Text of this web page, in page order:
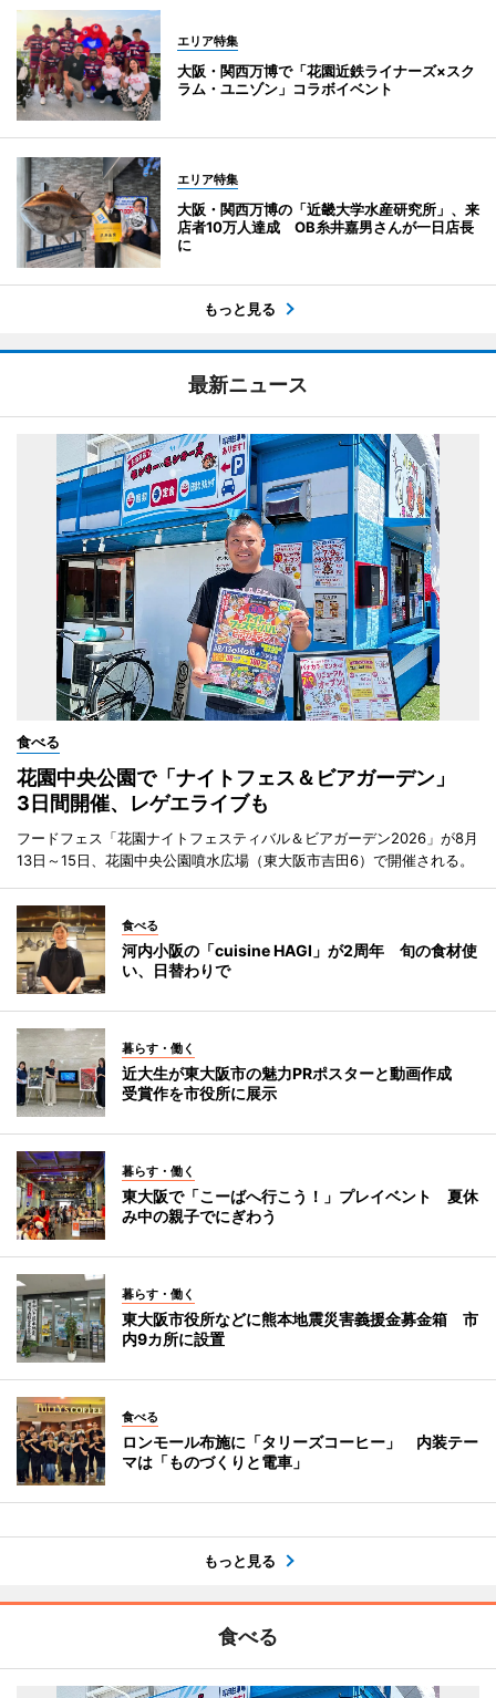
エリア特集
大阪・関西万博で「花園近鉄ライナーズ×スク
ラム・ユニゾン」コラボイベント
エリア特集
大阪・関西万博の「近畿大学水産研究所」、来
店者10万人達成 OB糸井嘉男さんが一日店長
に
もっと見る
最新ニュース
食べる
花園中央公園で「ナイトフェス＆ビアガーデン」
3日間開催、レゲエライブも
フードフェス「花園ナイトフェスティバル＆ビアガーデン2026」が8月
13日～15日、花園中央公園噴水広場（東大阪市吉田6）で開催される。
食べる
河内小阪の「cuisine HAGI」が2周年 旬の食材使
い、日替わりで
暮らす・働く
近大生が東大阪市の魅力PRポスターと動画作成
受賞作を市役所に展示
暮らす・働く
東大阪で「こーばへ行こう！」プレイベント 夏休
み中の親子でにぎわう
暮らす・働く
東大阪市役所などに熊本地震災害義援金募金箱 市
内9カ所に設置
食べる
ロンモール布施に「タリーズコーヒー」 内装テー
マは「ものづくりと電車」
もっと見る
食べる